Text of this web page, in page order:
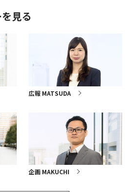
見る
広報 MATSUDA
企画 MAKUCHI